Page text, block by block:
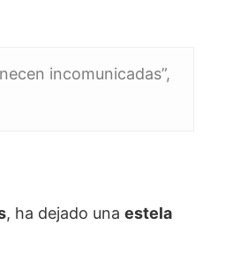
incomunicadas”,
, ha dejado una estela